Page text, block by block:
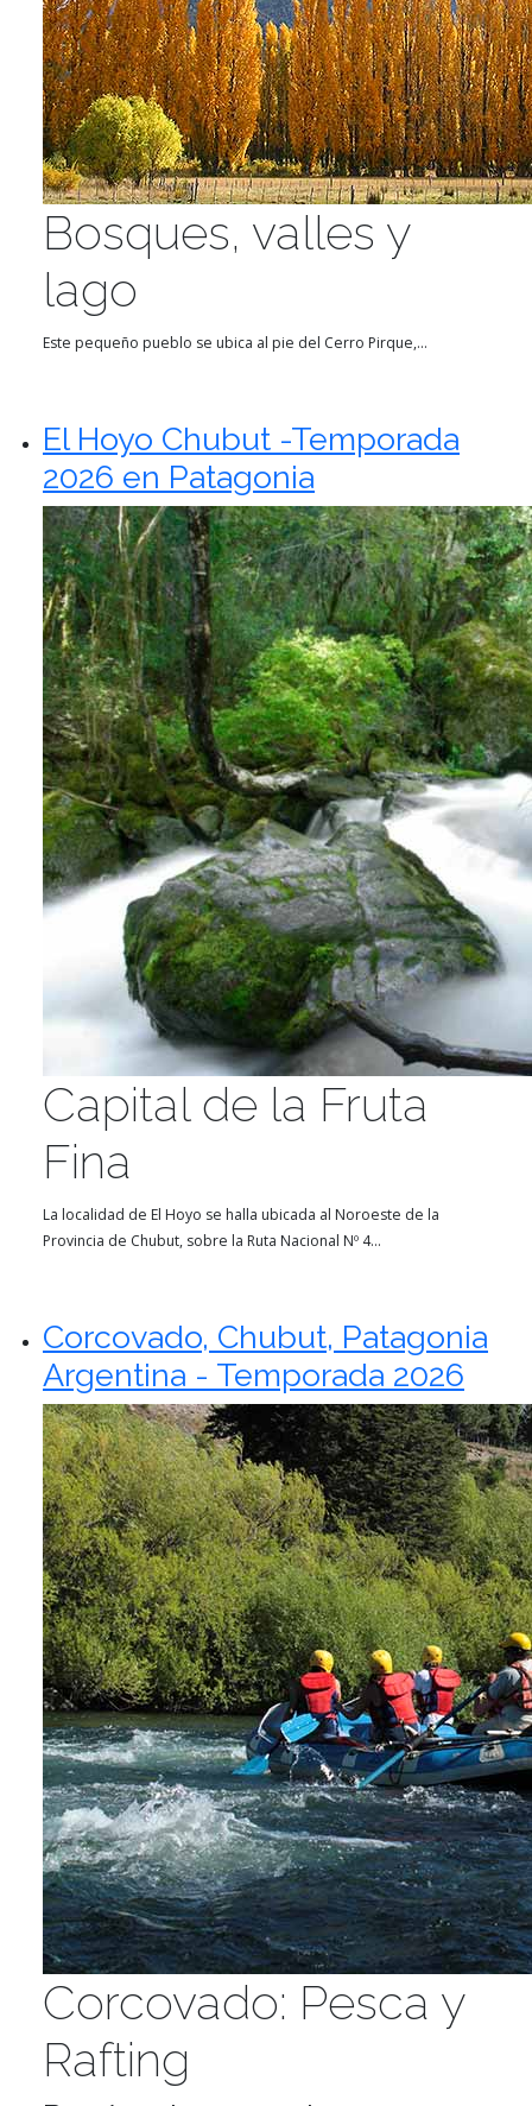
Bosques, valles y
lago
Este pequeño pueblo se ubica al pie del Cerro Pirque,...
El Hoyo Chubut -Temporada
2026 en Patagonia
Capital de la Fruta
Fina
La localidad de El Hoyo se halla ubicada al Noroeste de la
Provincia de Chubut, sobre la Ruta Nacional Nº 4...
Corcovado, Chubut, Patagonia
Argentina - Temporada 2026
Corcovado: Pesca y
Rafting